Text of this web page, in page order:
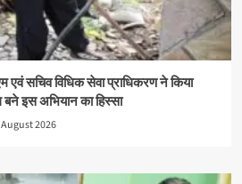
एवं सचिव विधिक सेवा प्राधिकरण ने किया
इस अभियान का हिस्सा
2026